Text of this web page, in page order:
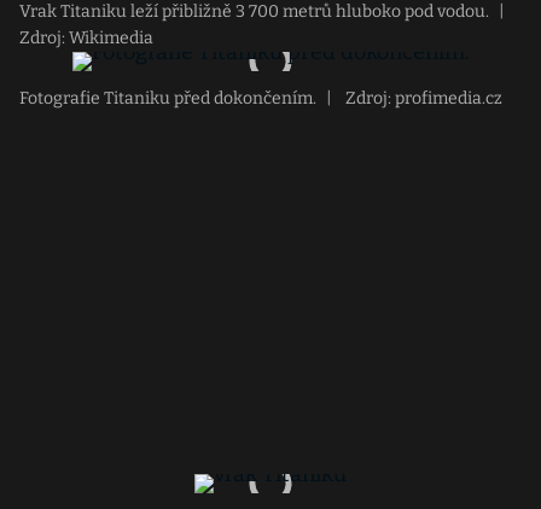
Vrak Titaniku leží přibližně 3 700 metrů hluboko pod vodou.
Zdroj: Wikimedia
Fotografie Titaniku před dokončením. Zdroj: profimedia.cz